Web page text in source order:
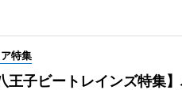
特集
王子ビートレインズ特集